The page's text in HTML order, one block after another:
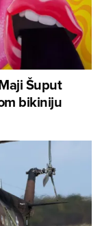
Šuput
bikiniju